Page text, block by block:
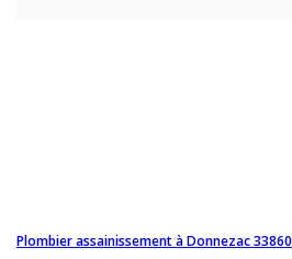
Plombier assainissement à Donnezac 33860